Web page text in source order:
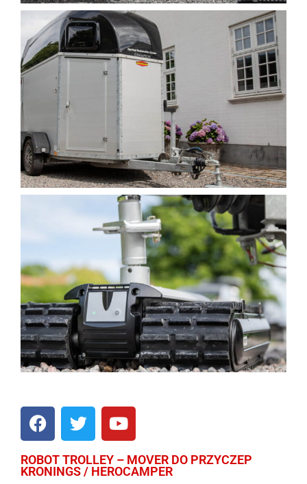
ROBOT TROLLEY – MOVER DO PRZYCZEP
KRONINGS / HEROCAMPER